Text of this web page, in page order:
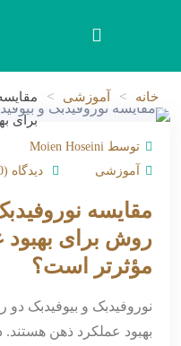
خانه > آموزشی >
برای
توسط Moien Hoseini
آموزشی
دیدگاه (0)
مقایسه
روش برای بهبود
مؤثرتر است؟
نوروفیدبک و بیوفیدبک
بهبود عملکرد ذهن